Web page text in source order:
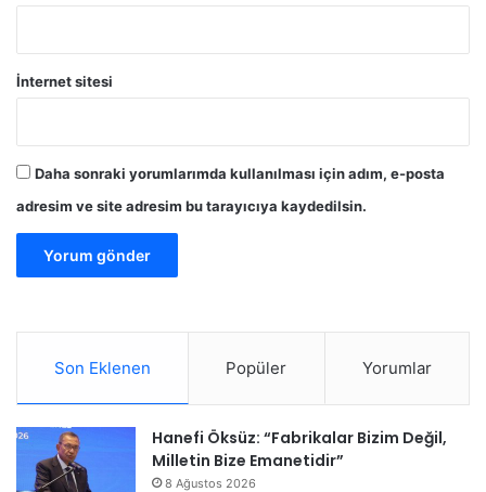
İnternet sitesi
Daha sonraki yorumlarımda kullanılması için adım, e-posta
adresim ve site adresim bu tarayıcıya kaydedilsin.
Son Eklenen Popüler Yorumlar
Hanefi Öksüz: “Fabrikalar Bizim Değil,
Milletin Bize Emanetidir”
8 Ağustos 2026